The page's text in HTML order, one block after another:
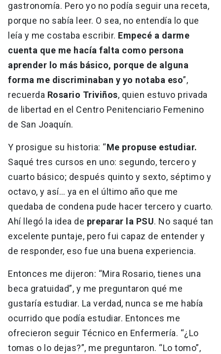
gastronomía. Pero yo no podía seguir una receta,
porque no sabía leer. O sea, no entendía lo que
leía y me costaba escribir. Empecé a darme
cuenta que me hacía falta como persona
aprender lo más básico, porque de alguna
forma me discriminaban y yo notaba eso”,
recuerda Rosario Triviños, quien estuvo privada
de libertad en el Centro Penitenciario Femenino
de San Joaquín.
Y prosigue su historia: “Me propuse estudiar.
Saqué tres cursos en uno: segundo, tercero y
cuarto básico; después quinto y sexto, séptimo y
octavo, y así… ya en el último año que me
quedaba de condena pude hacer tercero y cuarto.
Ahí llegó la idea de preparar la PSU. No saqué tan
excelente puntaje, pero fui capaz de entender y
de responder, eso fue una buena experiencia.
Entonces me dijeron: “Mira Rosario, tienes una
beca gratuidad”, y me preguntaron qué me
gustaría estudiar. La verdad, nunca se me había
ocurrido que podía estudiar. Entonces me
ofrecieron seguir Técnico en Enfermería. “¿Lo
tomas o lo dejas?”, me preguntaron. “Lo tomo”,